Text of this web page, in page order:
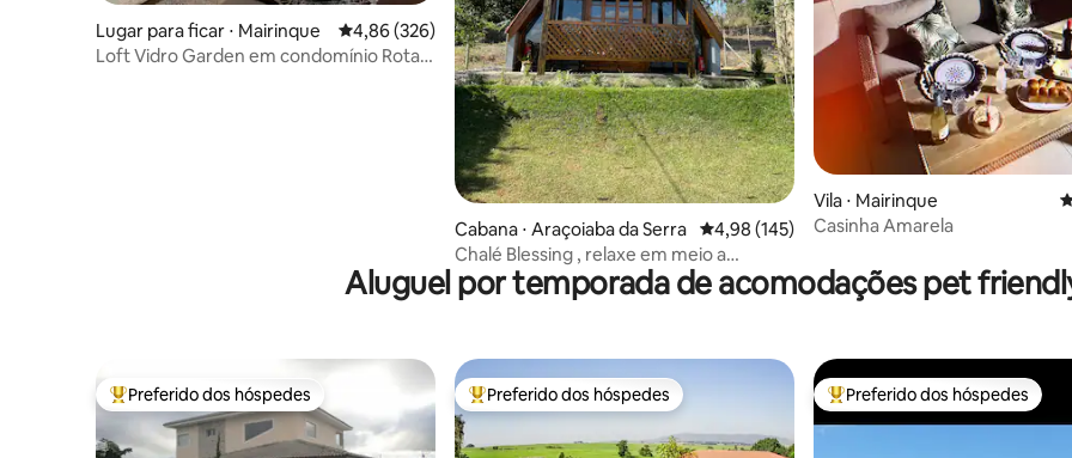
Lugar para ficar ⋅ Mairinque 4,86 de uma avaliação média de 5, 326 avaliações
4,86 (326)
Loft Vidro Garden em condomínio Rota
Cabana ⋅ Araçoiaba da Serra 4,98 de uma avaliação média de 5, 145
4,98 (145)
Chalé Blessing , relaxe em meio a
natureza
Vila ⋅ Mairinque
Casinha Amarela
Aluguel por temporada de acomodações pet
Entre os melhores preferidos dos hóspedes
Preferido dos hóspedes Entre os melhores preferidos dos hóspedes
Preferido dos hóspedes Entre os melhores preferidos
Preferido dos hóspedes